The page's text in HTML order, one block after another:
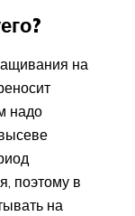
на
надо
поэтому в
на